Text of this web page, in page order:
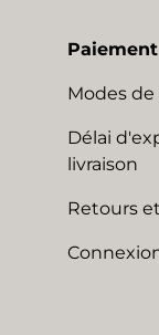
Modes
Délai
livraison
Retours